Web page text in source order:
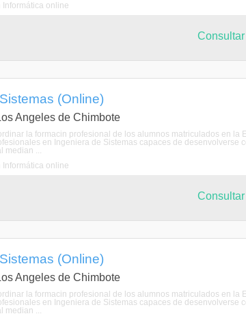
Informática online
(Online)
Angeles de Chimbote
la formacin profesional de los alumnos matriculados en la
en Ingeniera de Sistemas capaces de desenvolverse
median ...
Informática online
(Online)
Angeles de Chimbote
la formacin profesional de los alumnos matriculados en la
en Ingeniera de Sistemas capaces de desenvolverse
median ...